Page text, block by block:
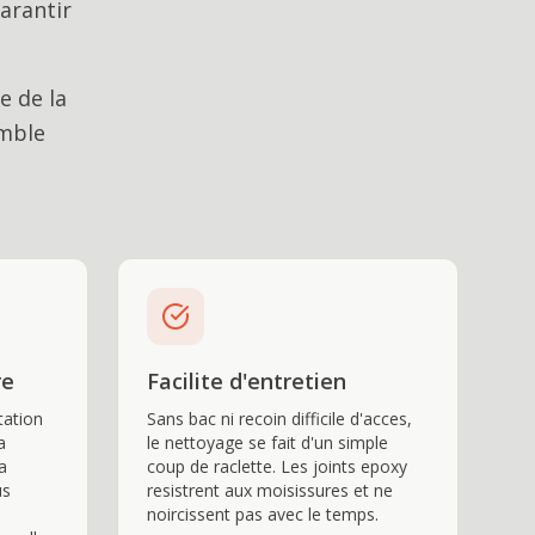
de la
Facilite d'entretien
Sans bac ni recoin difficile d'acces,
le nettoyage se fait d'un simple
coup de raclette. Les joints epoxy
resistrent aux moisissures et ne
noircissent pas avec le temps.